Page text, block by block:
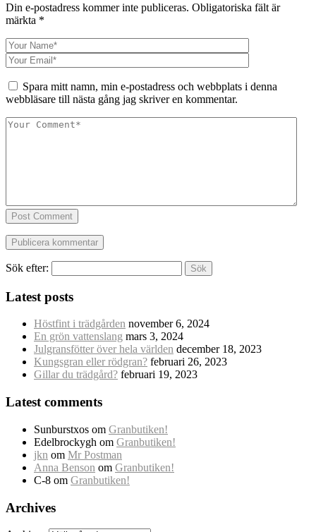
Din e-postadress kommer inte publiceras. Obligatoriska fält är
märkta *
Spara mitt namn, min e-postadress och webbplats i denna
webbläsare till nästa gång jag skriver en kommentar.
Post Comment
Sök efter:
Latest posts
Höstfint i trädgården november 6, 2024
En grön vattenslang mars 3, 2024
Julgransfötter över hela världen december 18, 2023
Kungsgran eller rödgran? februari 26, 2023
Gillar du trädgård? februari 19, 2023
Latest comments
Sunburstxos om Granbutiken!
Edelbrockygh om Granbutiken!
jkn om Mr Postman
Anna Benson om Granbutiken!
C-8 om Granbutiken!
Archives